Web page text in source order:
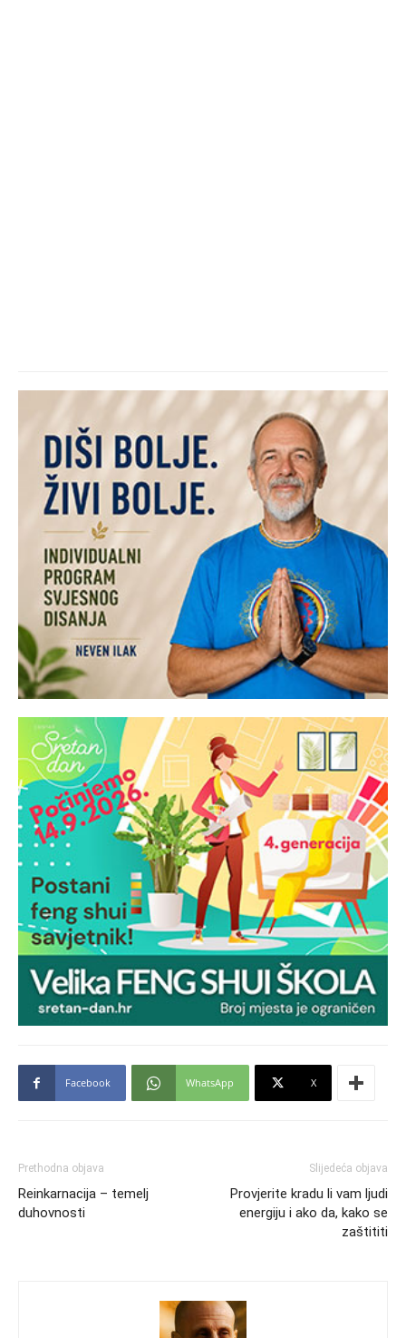
Facebook WhatsApp X
Prethodna objava
Reinkarnacija – temelj
duhovnosti
Slijedeća objava
Provjerite kradu li vam ljudi
energiju i ako da, kako se
zaštititi